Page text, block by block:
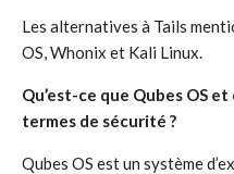
Les alternatives à Tails
OS, Whonix et Kali Linux.
Qu’est-ce que Qubes OS
termes de sécurité ?
Qubes OS est un système